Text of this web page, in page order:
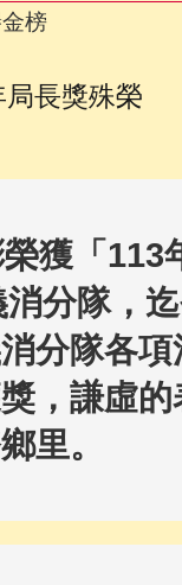
榜
長獎殊榮
獲「113
分隊，
分隊各
，謙虛
里。